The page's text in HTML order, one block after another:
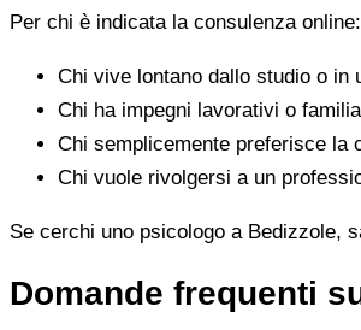
Per chi è indicata la consulenza online:
Chi vive lontano dallo studio o in
Chi ha impegni lavorativi o
Chi semplicemente preferisce la
Chi vuole rivolgersi a un
Se cerchi uno psicologo a Bedizzole,
Domande frequenti